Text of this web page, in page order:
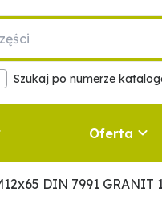
Szukaj po numerze
Oferta
DIN 7991 GRANIT